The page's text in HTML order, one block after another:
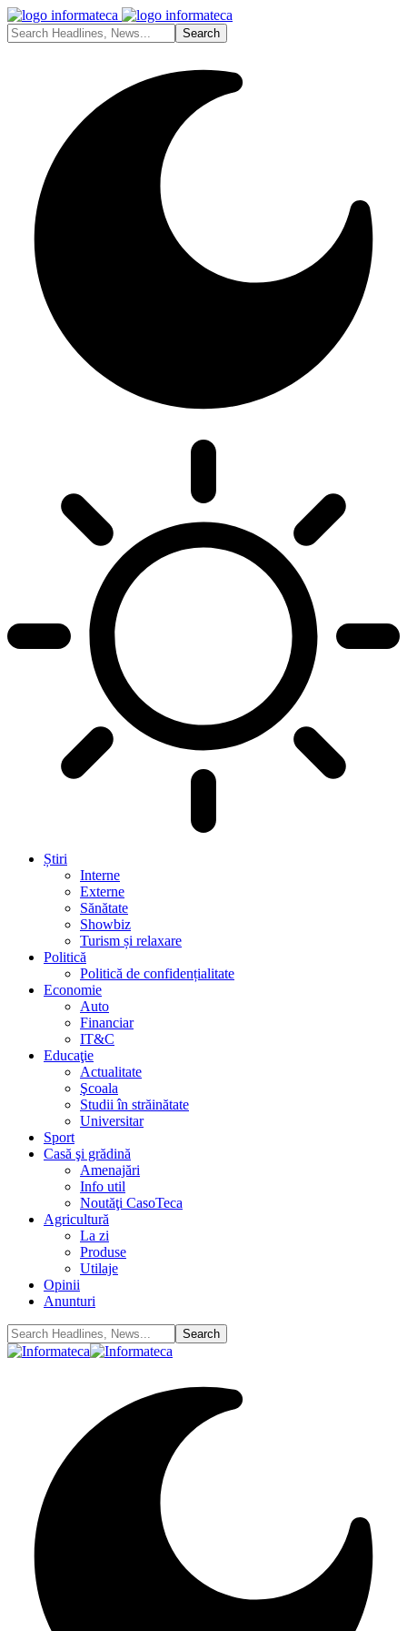
Știri
Interne
Externe
Sănătate
Showbiz
Turism și relaxare
Politică
Politică de confidențialitate
Economie
Auto
Financiar
IT&C
Educaţie
Actualitate
Şcoala
Studii în străinătate
Universitar
Sport
Casă şi grădină
Amenajări
Info util
Noutăţi CasoTeca
Agricultură
La zi
Produse
Utilaje
Opinii
Anunturi